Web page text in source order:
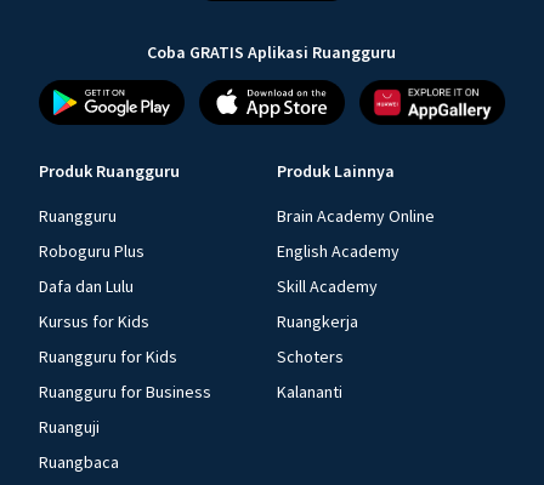
Coba GRATIS Aplikasi Ruangguru
Produk Ruangguru
Ruangguru
Roboguru Plus
Dafa dan Lulu
Kursus for Kids
Ruangguru for Kids
Ruangguru for Business
Ruanguji
Ruangbaca
Produk Lainnya
Brain Academy Online
English Academy
Skill Academy
Ruangkerja
Schoters
Kalananti